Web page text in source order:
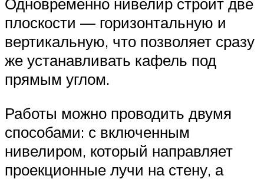
плоскости — горизонтальную и
вертикальную, что позволяет сразу
же устанавливать кафель под
прямым углом.
Работы можно проводить двумя
способами: с включенным
нивелиром, который направляет
проекционные лучи на стену, а